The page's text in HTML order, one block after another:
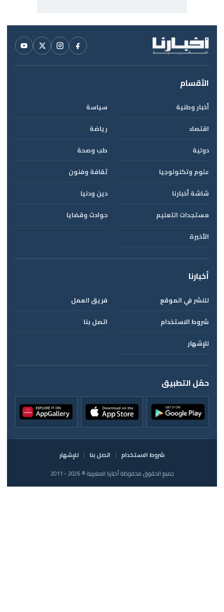
الأقسام
أخبار وطنية
سياسة
اقتصاد
رياضة
دولية
طب وصحة
علوم وتكنولوجيا
ثقافة وفنون
شاشة أخبارنا
دين ودنيا
مستجدات التعليم
حوادث وقضايا
الأخيرة
أخبارنا
للنشر في الموقع
فريق العمل
شروط الاستخدام
اتصل بنا
للإشهار
حمّل التطبيق
شروط الاستخدام اتصل بنا
للإشهار
جميع الحقوق محفوظة أخبارنا المغربية © 2026 - 2011